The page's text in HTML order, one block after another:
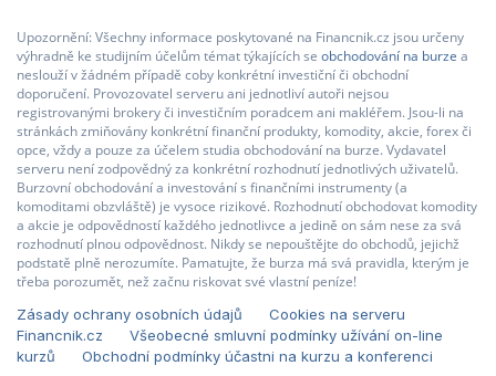
Upozornění: Všechny informace poskytované na Financnik.cz jsou určeny
výhradně ke studijním účelům témat týkajících se obchodování na burze a
neslouží v žádném případě coby konkrétní investiční či obchodní
doporučení. Provozovatel serveru ani jednotliví autoři nejsou
registrovanými brokery či investičním poradcem ani makléřem. Jsou-li na
stránkách zmiňovány konkrétní finanční produkty, komodity, akcie, forex či
opce, vždy a pouze za účelem studia obchodování na burze. Vydavatel
serveru není zodpovědný za konkrétní rozhodnutí jednotlivých uživatelů.
Burzovní obchodování a investování s finančními instrumenty (a
komoditami obzvláště) je vysoce rizikové. Rozhodnutí obchodovat komodity
a akcie je odpovědností každého jednotlivce a jedině on sám nese za svá
rozhodnutí plnou odpovědnost. Nikdy se nepouštějte do obchodů, jejichž
podstatě plně nerozumíte. Pamatujte, že burza má svá pravidla, kterým je
třeba porozumět, než začnu riskovat své vlastní peníze!
Zásady ochrany osobních údajů
Cookies na serveru
Financnik.cz
Všeobecné smluvní podmínky užívání on-line
kurzů
Obchodní podmínky účastni na kurzu a konferenci